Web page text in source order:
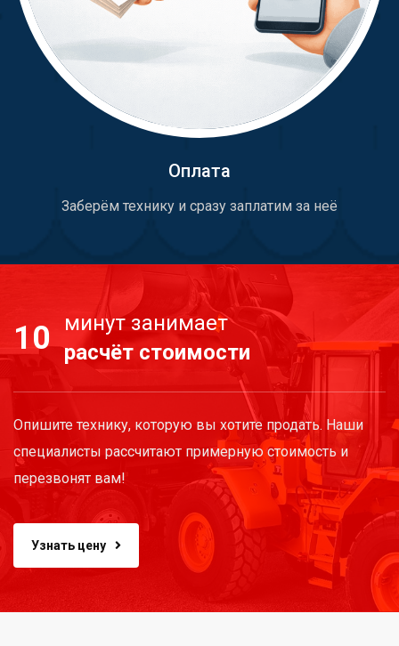
Оплата
Заберём технику и сразу заплатим за неё
10
минут занимает
расчёт стоимости
Опишите технику, которую вы хотите продать. Наши
специалисты рассчитают примерную стоимость и
перезвонят вам!
Узнать цену